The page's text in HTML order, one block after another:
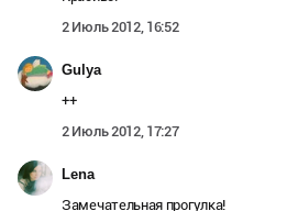
2 Июль 2012, 16:52
Gulya
++
2 Июль 2012, 17:27
Lena
Замечательная прогулка!